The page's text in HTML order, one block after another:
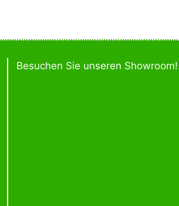
Besuchen Sie unseren Showroom!